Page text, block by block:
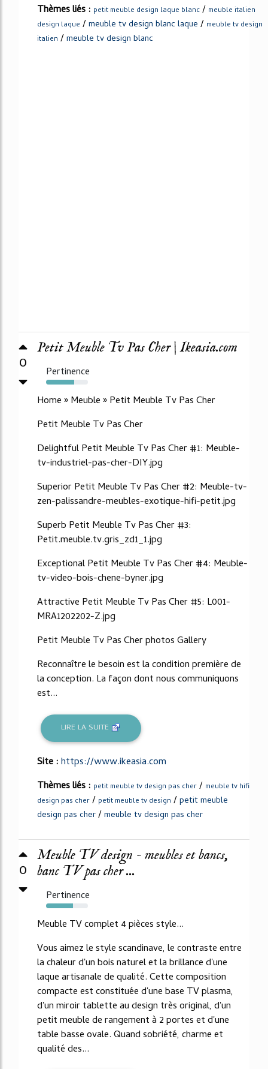
Thèmes liés : petit meuble design laque blanc / meuble italien
design laque /meuble tv design blanc laque / meuble tv design
italien /meuble tv design blanc
0
Petit Meuble Tv Pas Cher | Ikeasia.com
Pertinence
67%
Home » Meuble » Petit Meuble Tv Pas Cher
Petit Meuble Tv Pas Cher
Delightful Petit Meuble Tv Pas Cher #1: Meuble-
tv-industriel-pas-cher-DIY.jpg
Superior Petit Meuble Tv Pas Cher #2: Meuble-tv-
zen-palissandre-meubles-exotique-hifi-petit.jpg
Superb Petit Meuble Tv Pas Cher #3:
Petit.meuble.tv.gris_zd1_1.jpg
Exceptional Petit Meuble Tv Pas Cher #4: Meuble-
tv-video-bois-chene-byner.jpg
Attractive Petit Meuble Tv Pas Cher #5: L001-
MRA1202202-Z.jpg
Petit Meuble Tv Pas Cher photos Gallery
Reconnaître le besoin est la condition première de
la conception. La façon dont nous communiquons
est...
LIRE LA SUITE
Site :https://www.ikeasia.com
Thèmes liés : petit meuble tv design pas cher / meuble tv hifi
design pas cher / petit meuble tv design /petit meuble
design pas cher/meuble tv design pas cher
0
Meuble TV design - meubles et bancs,
banc TV pas cher ...
Pertinence
64%
Meuble TV complet 4 pièces style...
Vous aimez le style scandinave, le contraste entre
la chaleur d'un bois naturel et la brillance d'une
laque artisanale de qualité. Cette composition
compacte est constituée d'une base TV plasma,
d'un miroir tablette au design très original, d'un
petit meuble de rangement à 2 portes et d'une
table basse ovale. Quand sobriété, charme et
qualité des...